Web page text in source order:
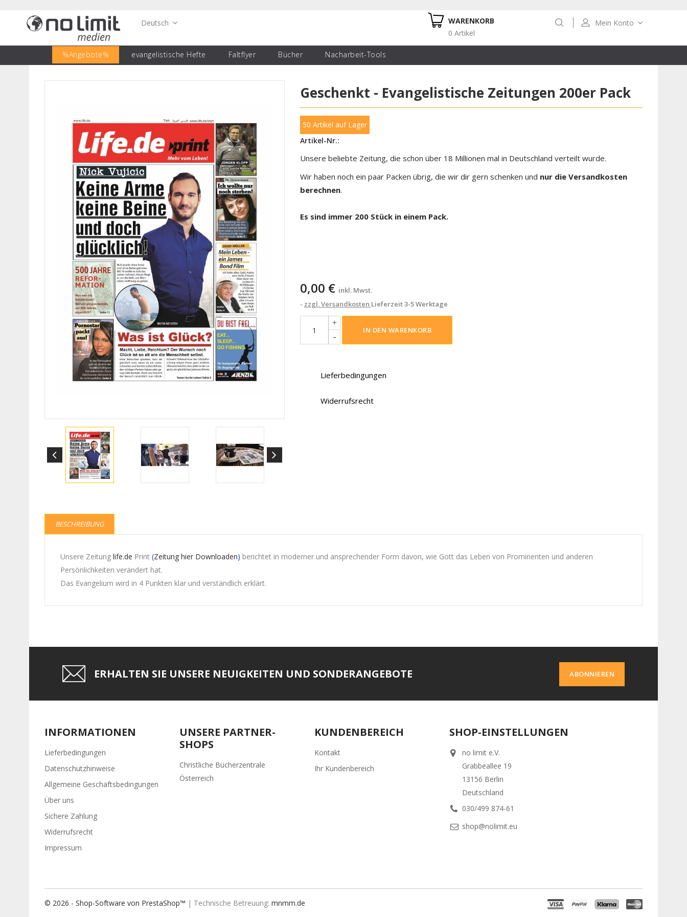
Deutsch Mein Konto
WARENKORB
0 Artikel
%Angebote% evangelistische Hefte Faltflyer Bücher Nacharbeit-Tools
Geschenkt - Evangelistische Zeitungen 200er Pack
50 Artikel auf Lager
Artikel-Nr.:
Unsere beliebte Zeitung, die schon über 18 Millionen mal in Deutschland verteilt wurde.
Wir haben noch ein paar Packen übrig, die wir dir gern schenken und nur die Versandkosten
berechnen.
Es sind immer 200 Stück in einem Pack.
0,00 € inkl. Mwst.
zzgl. Versandkosten Lieferzeit 3-5 Werktage
IN DEN WARENKORB
Lieferbedingungen
Widerrufsrecht
BESCHREIBUNG
Unsere Zeitung life.de Print (Zeitung hier Downloaden) berichtet in moderner und ansprechender Form davon, wie Gott das Leben von Prominenten und anderen
Persönlichkeiten verändert hat.
Das Evangelium wird in 4 Punkten klar und verständlich erklärt.
ERHALTEN SIE UNSERE NEUIGKEITEN UND SONDERANGEBOTE
INFORMATIONEN
Lieferbedingungen
Datenschutzhinweise
Allgemeine Geschäftsbedingungen
Über uns
Sichere Zahlung
Widerrufsrecht
Impressum
UNSERE PARTNER-
SHOPS
Christliche Bücherzentrale
Österreich
KUNDENBEREICH
Kontakt
Ihr Kundenbereich
SHOP-EINSTELLUNGEN
no limit e.V.
Grabbeallee 19
13156 Berlin
Deutschland
030/499 874-61
shop@nolimit.eu
© 2026 - Shop-Software von PrestaShop™ | Technische Betreuung: mnmm.de